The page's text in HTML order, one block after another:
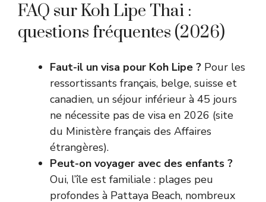
FAQ sur Koh Lipe Thai :
questions fréquentes (2026)
Faut-il un visa pour Koh Lipe ? Pour les
ressortissants français, belge, suisse et
canadien, un séjour inférieur à 45 jours
ne nécessite pas de visa en 2026 (site
du Ministère français des Affaires
étrangères).
Peut-on voyager avec des enfants ?
Oui, l’île est familiale : plages peu
profondes à Pattaya Beach, nombreux